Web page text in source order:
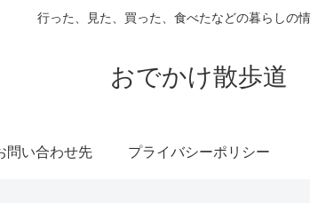
行った、見た、買った、食べたなどの暮らしの情
おでかけ散歩道
問い合わせ先 プライバシーポリシー